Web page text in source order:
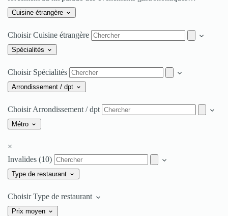
Cuisine étrangère
Choisir Cuisine étrangère
Spécialités
Choisir Spécialités
Arrondissement / dpt
Choisir Arrondissement / dpt
Métro
×
Invalides (10)
Type de restaurant
Choisir Type de restaurant
Prix moyen